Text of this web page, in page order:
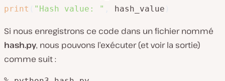
print
"Hash value: " hash_value
Si nous enregistrons ce code dans un fichier nommé
hash.py, nous pouvons l’exécuter (et voir la sortie)
comme suit :